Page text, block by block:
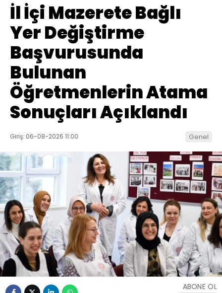
İl İçi Mazerete Bağlı
Yer Değiştirme
Başvurusunda
Bulunan
Öğretmenlerin Atama
Sonuçları Açıklandı
Giriş: 06-08-2026 11:00 Genel
ABONE OL